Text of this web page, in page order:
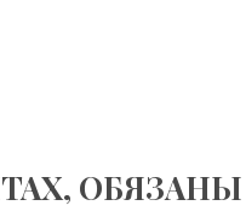
ОБЯЗАНЫ